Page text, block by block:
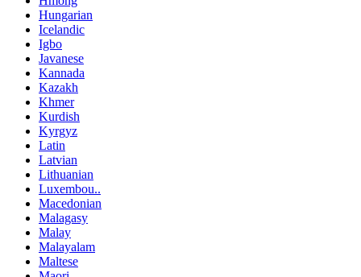
Hungarian
Icelandic
Igbo
Javanese
Kannada
Kazakh
Khmer
Kurdish
Kyrgyz
Latin
Latvian
Lithuanian
Luxembou..
Macedonian
Malagasy
Malay
Malayalam
Maltese